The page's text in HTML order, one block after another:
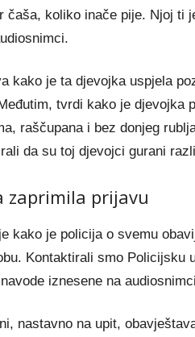
čaša, koliko inače pije. Njoj ti
kako je ta djevojka uspjela
tvrdi kako je djevojka
raščupana i bez donjeg
da su toj djevojci gurani
zaprimila prijavu
kako je policija o svemu
Kontaktirali smo Policijsku
iznesene na
nastavno na upit,